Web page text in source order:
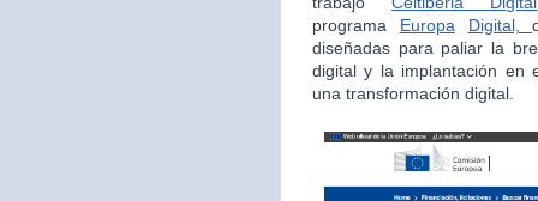
programa Europa Digital,
diseñadas para paliar la
digital y la implantación en
una transformación digital.